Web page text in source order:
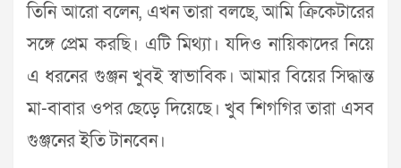
তিনি আরো বলেন, এখন তারা বলছে, আমি ক্রিকেটারের
সঙ্গে প্রেম করছি। এটি মিথ্যা। যদিও নায়িকাদের নিয়ে
এ ধরনের গুঞ্জন খুবই স্বাভাবিক। আমার বিয়ের সিদ্ধান্ত
মা-বাবার ওপর ছেড়ে দিয়েছে। খুব শিগগির তারা এসব
গুঞ্জনের ইতি টানবেন।